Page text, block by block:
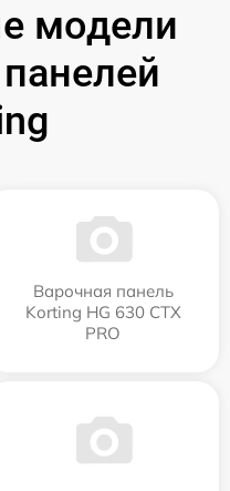
модели
Варочная панель
Korting HG 630 CTX
PRO